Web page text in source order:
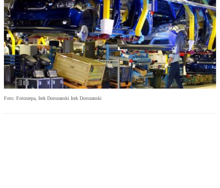
Foto: Fotorzepa, Irek Dorozanski Irek Dorozanski